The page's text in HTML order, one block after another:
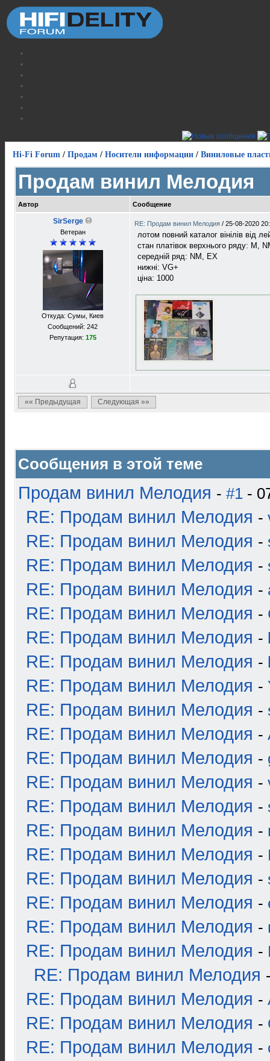
Hi-Fi Forum / Продам / Носители информации / Виниловые
Продам винил Мелодия
Автор Сообщение
SirSerge
Ветеран
Откуда: Сумы, Киев
Сообщений: 242
Репутация: 175
RE: Продам винил Мелодия / 25-08-2020
лотом повний каталог вінілів від
стан платівок верхнього ряду: M,
середній ряд: NM, EX
нижні: VG+
ціна: 1000
«« Предыдущая Следующая »»
Сообщения в этой теме
Продам винил Мелодия - #1 -
RE: Продам винил Мелодия -
RE: Продам винил Мелодия -
RE: Продам винил Мелодия -
RE: Продам винил Мелодия -
RE: Продам винил Мелодия -
RE: Продам винил Мелодия -
RE: Продам винил Мелодия -
RE: Продам винил Мелодия -
RE: Продам винил Мелодия -
RE: Продам винил Мелодия -
RE: Продам винил Мелодия -
RE: Продам винил Мелодия -
RE: Продам винил Мелодия -
RE: Продам винил Мелодия -
RE: Продам винил Мелодия -
RE: Продам винил Мелодия -
RE: Продам винил Мелодия -
RE: Продам винил Мелодия -
RE: Продам винил Мелодия -
RE: Продам винил Мелодия
RE: Продам винил Мелодия -
RE: Продам винил Мелодия -
RE: Продам винил Мелодия -